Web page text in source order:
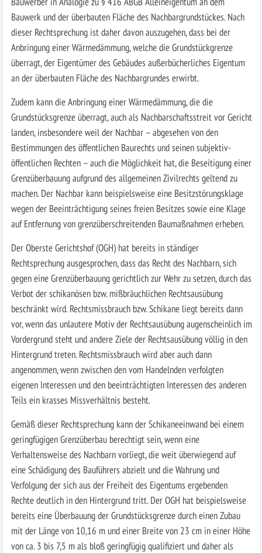
Bauwerk und der überbauten Fläche des Nachbargrundstückes. Nach
dieser Rechtsprechung ist daher davon auszugehen, dass bei der
Anbringung einer Wärmedämmung, welche die Grundstückgrenze
überragt, der Eigentümer des Gebäudes außerbücherliches Eigentum
an der überbauten Fläche des Nachbargrundes erwirbt.
Zudem kann die Anbringung einer Wärmedämmung, die die
Grundstücksgrenze überragt, auch als Nachbarschaftsstreit vor Gericht
landen, insbesondere weil der Nachbar – abgesehen von den
Bestimmungen des öffentlichen Baurechts und seinen subjektiv-
öffentlichen Rechten – auch die Möglichkeit hat, die Beseitigung einer
Grenzüberbauung aufgrund des allgemeinen Zivilrechts geltend zu
machen. Der Nachbar kann beispielsweise eine Besitzstörungsklage
wegen der Beeinträchtigung seines freien Besitzes sowie eine Klage
auf Entfernung von grenzüberschreitenden Baumaßnahmen erheben.
Der Oberste Gerichtshof (OGH) hat bereits in ständiger
Rechtsprechung ausgesprochen, dass das Recht des Nachbarn, sich
gegen eine Grenzüberbauung gerichtlich zur Wehr zu setzen, durch das
Verbot der schikanösen bzw. mißbräuchlichen Rechtsausübung
beschränkt wird. Rechtsmissbrauch bzw. Schikane liegt bereits dann
vor, wenn das unlautere Motiv der Rechtsausübung augenscheinlich im
Vordergrund steht und andere Ziele der Rechtsausübung völlig in den
Hintergrund treten. Rechtsmissbrauch wird aber auch dann
angenommen, wenn zwischen den vom Handelnden verfolgten
eigenen Interessen und den beeinträchtigten Interessen des anderen
Teils ein krasses Missverhältnis besteht.
Gemäß dieser Rechtsprechung kann der Schikaneeinwand bei einem
geringfügigen Grenzüberbau berechtigt sein, wenn eine
Verhaltensweise des Nachbarn vorliegt, die weit überwiegend auf
eine Schädigung des Bauführers abzielt und die Wahrung und
Verfolgung der sich aus der Freiheit des Eigentums ergebenden
Rechte deutlich in den Hintergrund tritt. Der OGH hat beispielsweise
bereits eine Überbauung der Grundstücksgrenze durch einen Zubau
mit der Länge von 10,16 m und einer Breite von 23 cm in einer Höhe
von ca. 3 bis 7,5 m als bloß geringfügig qualifiziert und daher als